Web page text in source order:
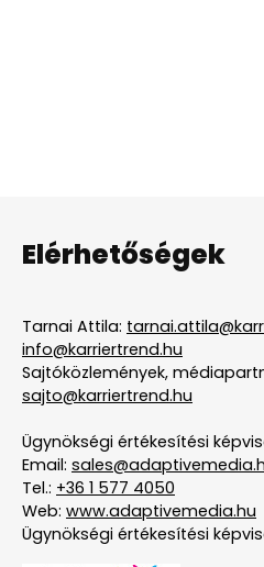
Elérhetőségek
Tarnai Attila:
info@karriertrend.hu
Sajtóközlemények,
sajto@karriertrend.hu
Ügynökségi értékesítési
Email:
Tel.: +36 1 577 4050
Web: www.adaptivemedia.hu
Ügynökségi értékesítési